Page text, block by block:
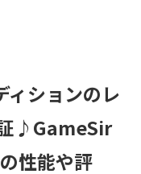
ションのレ
♪GameSir
性能や評